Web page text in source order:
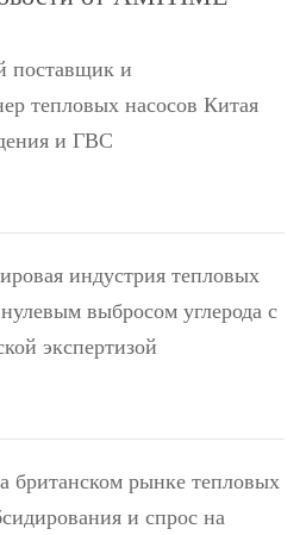
поставщик и
тепловых насосов Китая
и ГВС
индустрия тепловых
выбросом углерода с
экспертизой
британском рынке тепловых
и спрос на